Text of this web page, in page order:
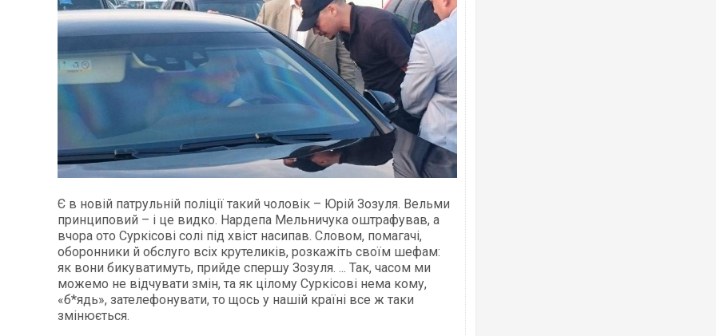
Є в новій патрульній поліції такий чоловік – Юрій Зозуля. Вельми
принциповий – і це видко. Нардепа Мельничука оштрафував, а
вчора ото Суркісові солі під хвіст насипав. Словом, помагачі,
оборонники й обслуго всіх крутеликів, розкажіть своїм шефам:
як вони бикуватимуть, прийде спершу Зозуля. ... Так, часом ми
можемо не відчувати змін, та як цілому Суркісові нема кому,
«б*ядь», зателефонувати, то щось у нашій країні все ж таки
змінюється.